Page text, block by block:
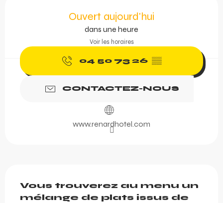
Ouvert aujourd'hui
dans une heure
Voir les horaires
04 50 73 26 ▒▒
CONTACTEZ-NOUS
www.renardhotel.com
Vous trouverez au menu un
mélange de plats issus de